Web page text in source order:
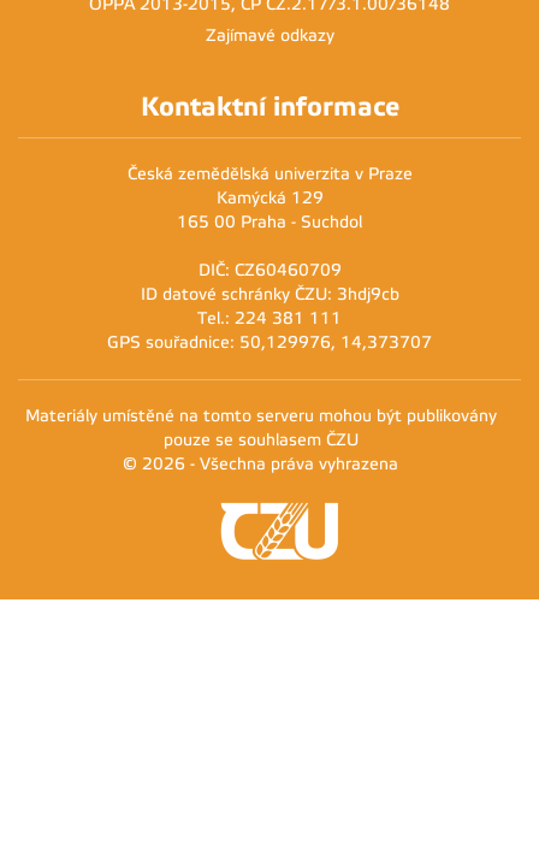
OPPA 2013-2015, ČP CZ.2.17/3.1.00/36148
Zajímavé odkazy
Kontaktní informace
Česká zemědělská univerzita v Praze
Kamýcká 129
165 00 Praha - Suchdol
DIČ: CZ60460709
ID datové schránky ČZU: 3hdj9cb
Tel.: 224 381 111
GPS souřadnice: 50,129976, 14,373707
Materiály umístěné na tomto serveru mohou být publikovány
pouze se souhlasem ČZU
© 2026 - Všechna práva vyhrazena